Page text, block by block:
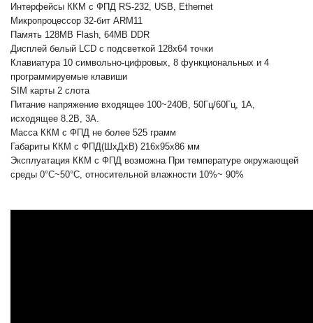
Интерфейсы ККМ с ФПД RS-232, USB, Ethernet
Микропроцессор 32-бит ARM11
Память 128MB Flash, 64MB DDR
Дисплей белый LCD с подсветкой 128x64 точки
Клавиатура 10 символьно-цифровых, 8 функциональных и 4
программируемые клавиши
SIM карты 2 слота
Питание напряжение входящее 100~240В, 50Гц/60Гц, 1А,
исходящее 8.2В, 3A.
Масса ККМ с ФПД не более 525 грамм
Габариты ККМ с ФПД(ШхДхВ) 216х95х86 мм
Эксплуатация ККМ с ФПД возможна При температуре окружающей
среды 0°С~50°С, относительной влажности 10%~ 90%